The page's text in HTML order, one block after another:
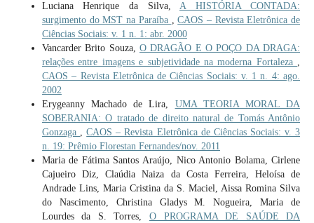
Luciana Henrique da Silva,A HISTÓRIA CONTADA:
surgimento do MST na Paraíba ,CAOS – Revista Eletrônica de
Ciências Sociais: v. 1 n. 1: abr. 2000
Vancarder Brito Souza, O DRAGÃO E O POÇO DA DRAGA:
relações entre imagens e subjetividade na moderna Fortaleza ,
CAOS – Revista Eletrônica de Ciências Sociais: v. 1 n. 4: ago.
2002
Erygeanny Machado de Lira, UMA TEORIA MORAL DA
SOBERANIA: O tratado de direito natural de Tomás Antônio
Gonzaga ,CAOS – Revista Eletrônica de Ciências Sociais: v. 3
n. 19: Prêmio Florestan Fernandes/nov. 2011
Maria de Fátima Santos Araújo, Nico Antonio Bolama, Cirlene
Cajueiro Diz, Claúdia Naiza da Costa Ferreira, Heloísa de
Andrade Lins, Maria Cristina da S. Maciel, Aissa Romina Silva
do Nascimento, Christina Gladys M. Nogueira, Maria de
Lourdes da S. Torres, O PROGRAMA DE SAÚDE DA